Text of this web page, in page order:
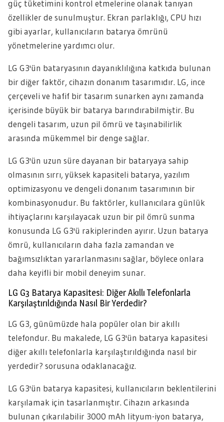
güç tüketimini kontrol etmelerine olanak tanıyan
özellikler de sunulmuştur. Ekran parlaklığı, CPU hızı
gibi ayarlar, kullanıcıların batarya ömrünü
yönetmelerine yardımcı olur.
LG G3'ün bataryasının dayanıklılığına katkıda bulunan
bir diğer faktör, cihazın donanım tasarımıdır. LG, ince
çerçeveli ve hafif bir tasarım sunarken aynı zamanda
içerisinde büyük bir batarya barındırabilmiştir. Bu
dengeli tasarım, uzun pil ömrü ve taşınabilirlik
arasında mükemmel bir denge sağlar.
LG G3'ün uzun süre dayanan bir bataryaya sahip
olmasının sırrı, yüksek kapasiteli batarya, yazılım
optimizasyonu ve dengeli donanım tasarımının bir
kombinasyonudur. Bu faktörler, kullanıcılara günlük
ihtiyaçlarını karşılayacak uzun bir pil ömrü sunma
konusunda LG G3'ü rakiplerinden ayırır. Uzun batarya
ömrü, kullanıcıların daha fazla zamandan ve
bağımsızlıktan yararlanmasını sağlar, böylece onlara
daha keyifli bir mobil deneyim sunar.
LG G3 Batarya Kapasitesi: Diğer Akıllı Telefonlarla
Karşılaştırıldığında Nasıl Bir Yerdedir?
LG G3, günümüzde hala popüler olan bir akıllı
telefondur. Bu makalede, LG G3'ün batarya kapasitesi
diğer akıllı telefonlarla karşılaştırıldığında nasıl bir
yerdedir? sorusuna odaklanacağız.
LG G3'ün batarya kapasitesi, kullanıcıların beklentilerini
karşılamak için tasarlanmıştır. Cihazın arkasında
bulunan çıkarılabilir 3000 mAh lityum-iyon batarya,